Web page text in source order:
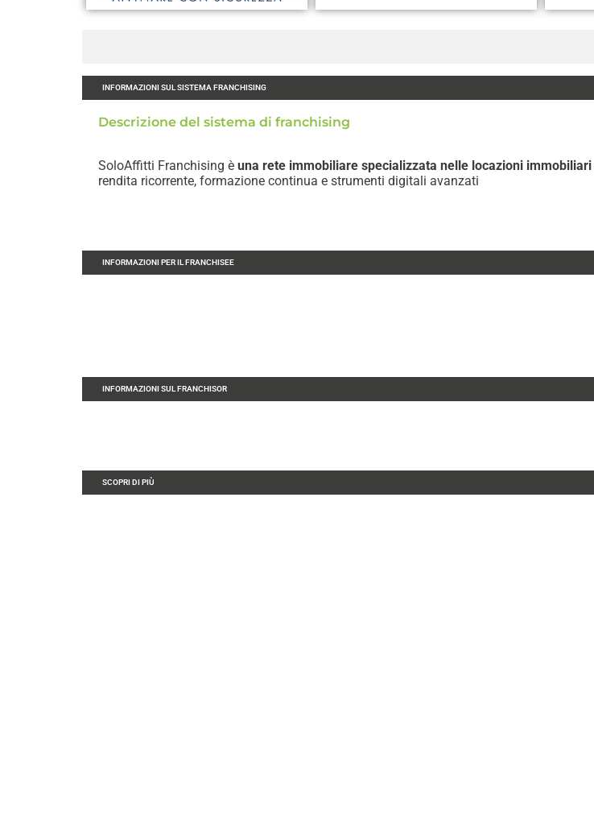
INFORMAZIONI SUL SISTEMA FRANCHISING
Descrizione del sistema di franchising
SoloAffitti Franchising è una rete immobiliare specializzata nelle locazioni immobiliari
rendita ricorrente, formazione continua e strumenti digitali avanzati
INFORMAZIONI PER IL FRANCHISEE
INFORMAZIONI SUL FRANCHISOR
SCOPRI DI PIÙ